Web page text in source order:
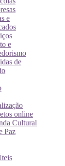
e
e
de
online
Cultural
Paz